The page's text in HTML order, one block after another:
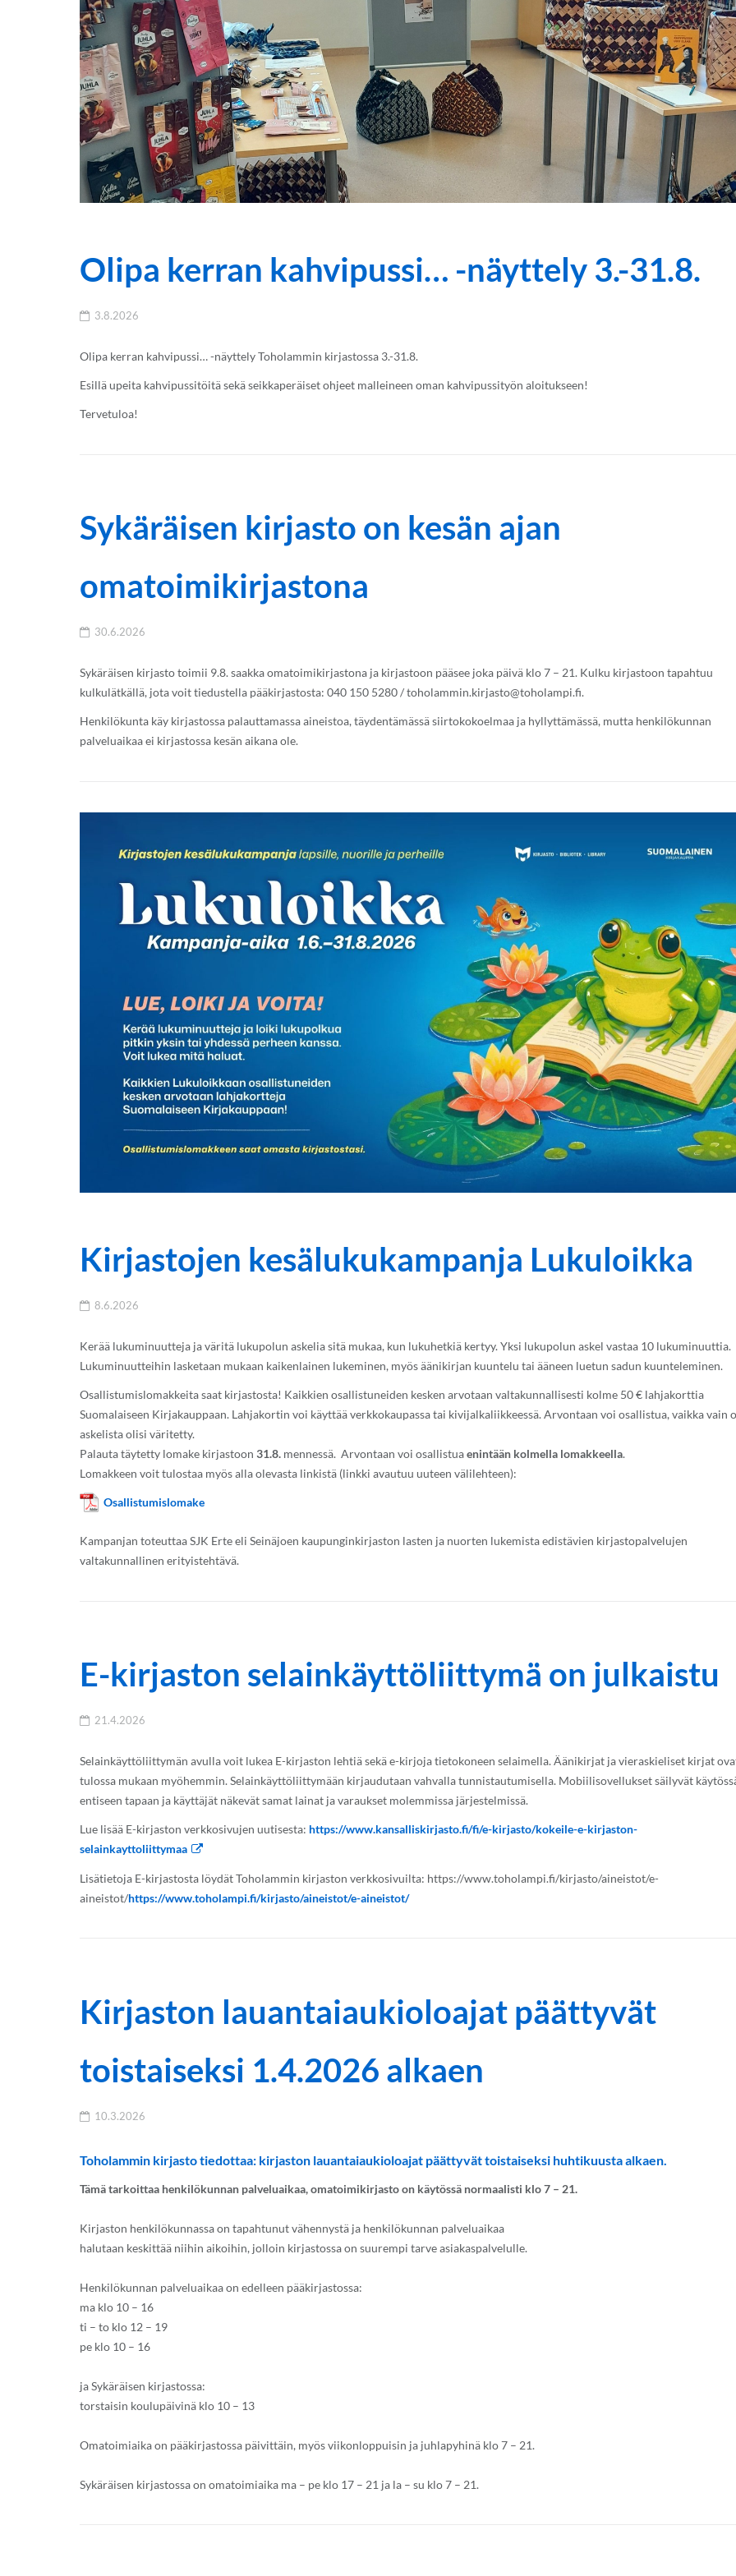
Olipa kerran kahvipussi… -näyttely 3.-31.8.
3.8.2026
Olipa kerran kahvipussi… -näyttely Toholammin kirjastossa 3.-31.8.
Esillä upeita kahvipussitöitä sekä seikkaperäiset ohjeet malleineen oman kahvipussityön aloitukseen!
Tervetuloa!
Sykäräisen kirjasto on kesän ajan
omatoimikirjastona
30.6.2026
Sykäräisen kirjasto toimii 9.8. saakka omatoimikirjastona ja kirjastoon pääsee joka päivä klo 7 – 21. Kulku kirjastoon tapahtuu
kulkulätkällä, jota voit tiedustella pääkirjastosta: 040 150 5280 /toholammin.kirjasto@toholampi.fi.
Henkilökunta käy kirjastossa palauttamassa aineistoa, täydentämässä siirtokokoelmaa ja hyllyttämässä, mutta henkilökunnan
palveluaikaa ei kirjastossa kesän aikana ole.
Kirjastojen kesälukukampanja Lukuloikka
8.6.2026
Kerää lukuminuutteja ja väritä lukupolun askelia sitä mukaa, kun lukuhetkiä kertyy. Yksi lukupolun askel vastaa 10 lukuminuuttia.
Lukuminuutteihin lasketaan mukaan kaikenlainen lukeminen, myös äänikirjan kuuntelu tai ääneen luetun sadun kuunteleminen.
Osallistumislomakkeita saat kirjastosta! Kaikkien osallistuneiden kesken arvotaan valtakunnallisesti kolme 50 € lahjakorttia
Suomalaiseen Kirjakauppaan. Lahjakortin voi käyttää verkkokaupassa tai kivijalkaliikkeessä. Arvontaan voi osallistua, vaikka vain
askelista olisi väritetty.
Palauta täytetty lomake kirjastoon 31.8. mennessä. Arvontaan voi osallistuaenintään kolmella lomakkeella.
Lomakkeen voit tulostaa myös alla olevasta linkistä (linkki avautuu uuteen välilehteen):
Osallistumislomake
Kampanjan toteuttaa SJK Erte eli Seinäjoen kaupunginkirjaston lasten ja nuorten lukemista edistävien kirjastopalvelujen
valtakunnallinen erityistehtävä.
E-kirjaston selainkäyttöliittymä on julkaistu
21.4.2026
Selainkäyttöliittymän avulla voit lukea E-kirjaston lehtiä sekä e-kirjoja tietokoneen selaimella. Äänikirjat ja vieraskieliset kirjat
tulossa mukaan myöhemmin. Selainkäyttöliittymään kirjaudutaan vahvalla tunnistautumisella. Mobiilisovellukset säilyvät
entiseen tapaan ja käyttäjät näkevät samat lainat ja varaukset molemmissa järjestelmissä.
Lue lisää E-kirjaston verkkosivujen uutisesta: https://www.kansalliskirjasto.fi/fi/e-kirjasto/kokeile-e-kirjaston-
selainkayttoliittymaa
Lisätietoja E-kirjastosta löydät Toholammin kirjaston verkkosivuilta: https://www.toholampi.fi/kirjasto/aineistot/e-
aineistot/https://www.toholampi.fi/kirjasto/aineistot/e-aineistot/
Kirjaston lauantaiaukioloajat päättyvät
toistaiseksi 1.4.2026 alkaen
10.3.2026
Toholammin kirjasto tiedottaa: kirjaston lauantaiaukioloajat päättyvät toistaiseksi huhtikuusta alkaen.
Tämä tarkoittaa henkilökunnan palveluaikaa, omatoimikirjasto on käytössä normaalisti klo 7 – 21.
Kirjaston henkilökunnassa on tapahtunut vähennystä ja henkilökunnan palveluaikaa
halutaan keskittää niihin aikoihin, jolloin kirjastossa on suurempi tarve asiakaspalvelulle.
Henkilökunnan palveluaikaa on edelleen pääkirjastossa:
ma klo 10 – 16
ti – to klo 12 – 19
pe klo 10 – 16
ja Sykäräisen kirjastossa:
torstaisin koulupäivinä klo 10 – 13
Omatoimiaika on pääkirjastossa päivittäin, myös viikonloppuisin ja juhlapyhinä klo 7 – 21.
Sykäräisen kirjastossa on omatoimiaika ma – pe klo 17 – 21 ja la – su klo 7 – 21.